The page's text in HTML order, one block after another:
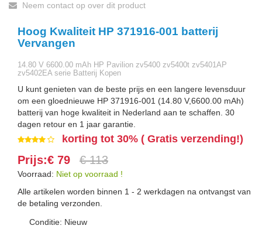
Neem contact op over dit product
Hoog Kwaliteit HP 371916-001 batterij
Vervangen
14.80 V 6600.00 mAh HP Pavilion zv5400 zv5400t zv5401AP
zv5402EA serie Batterij Kopen
U kunt genieten van de beste prijs en een langere levensduur
om een gloednieuwe HP 371916-001 (14.80 V,6600.00 mAh)
batterij van hoge kwaliteit in Nederland aan te schaffen. 30
dagen retour en 1 jaar garantie.
korting tot 30% ( Gratis verzending!)
Prijs:€ 79 € 113
Voorraad: Niet op voorraad !
Alle artikelen worden binnen 1 - 2 werkdagen na ontvangst van
de betaling verzonden.
Conditie: Nieuw